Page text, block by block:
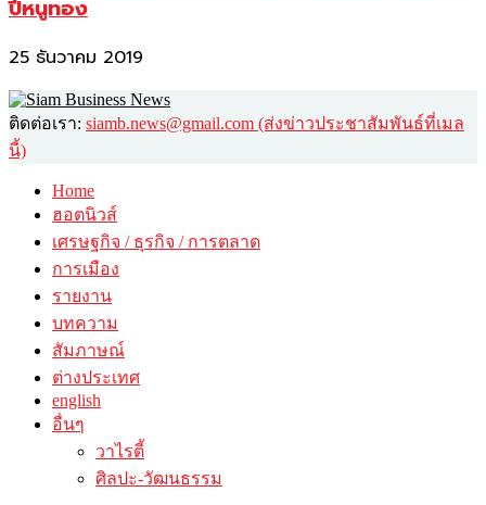
ปีหนูทอง
25 ธันวาคม 2019
ติดต่อเรา: siamb.news@gmail.com (ส่งข่าวประชาสัมพันธ์ที่เมล
นี้)
Home
ฮอตนิวส์
เศรษฐกิจ / ธุรกิจ / การตลาด
การเมือง
รายงาน
บทความ
สัมภาษณ์
ต่างประเทศ
english
อื่นๆ
วาไรตี้
ศิลปะ-วัฒนธรรม